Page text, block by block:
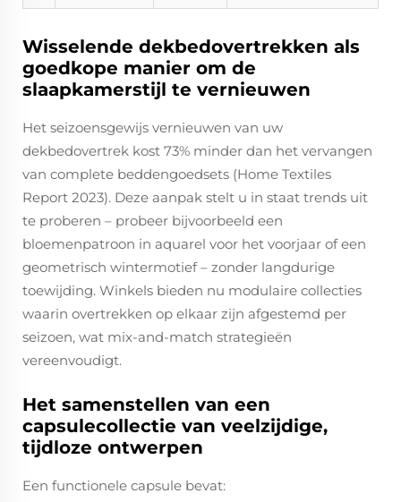
Wisselende dekbedovertrekken als
goedkope manier om de
slaapkamerstijl te vernieuwen
Het seizoensgewijs vernieuwen van uw
dekbedovertrek kost 73% minder dan het vervangen
van complete beddengoedsets (Home Textiles
Report 2023). Deze aanpak stelt u in staat trends uit
te proberen – probeer bijvoorbeeld een
bloemenpatroon in aquarel voor het voorjaar of een
geometrisch wintermotief – zonder langdurige
toewijding. Winkels bieden nu modulaire collecties
waarin overtrekken op elkaar zijn afgestemd per
seizoen, wat mix-and-match strategieën
vereenvoudigt.
Het samenstellen van een
capsulecollectie van veelzijdige,
tijdloze ontwerpen
Een functionele capsule bevat: